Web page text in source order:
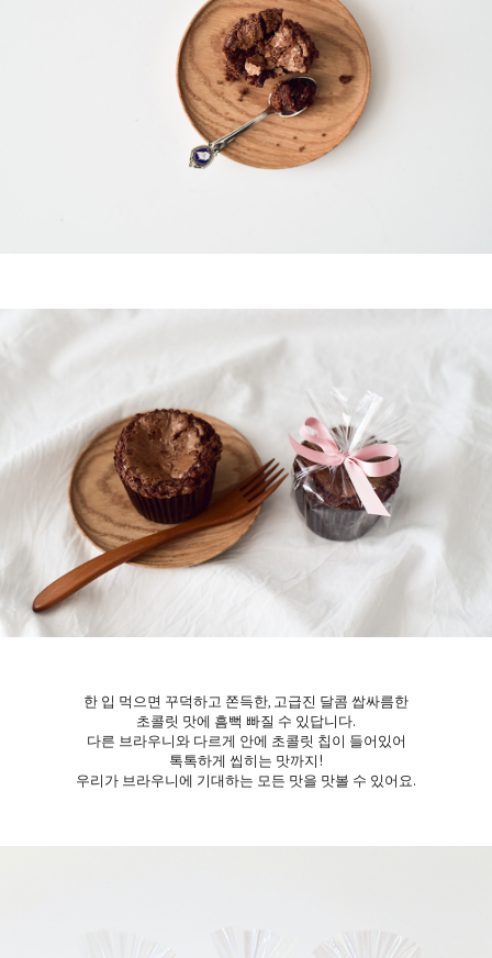
한 입 먹으면 꾸덕하고 쫀득한, 고급진 달콤 쌉싸름한
초콜릿 맛에 흠뻑 빠질 수 있답니다.
다른 브라우니와 다르게 안에 초콜릿 칩이 들어있어
톡톡하게 씹히는 맛까지!
우리가 브라우니에 기대하는 모든 맛을 맛볼 수 있어요.